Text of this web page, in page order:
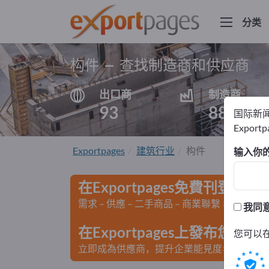
分类
构件 – 查找制造商和供应商
出口商
93
制造商
88
Exportpages 建筑行业 构件
在Exportpages免費刊登廣告
需求 – 供應 – 二手商品 – 商業聯繫 >> 由此開
在Exportpages上發布您的公
立即成為供應商，提升企業能見度>> 點此發
国际新
输入你
我同
您可以